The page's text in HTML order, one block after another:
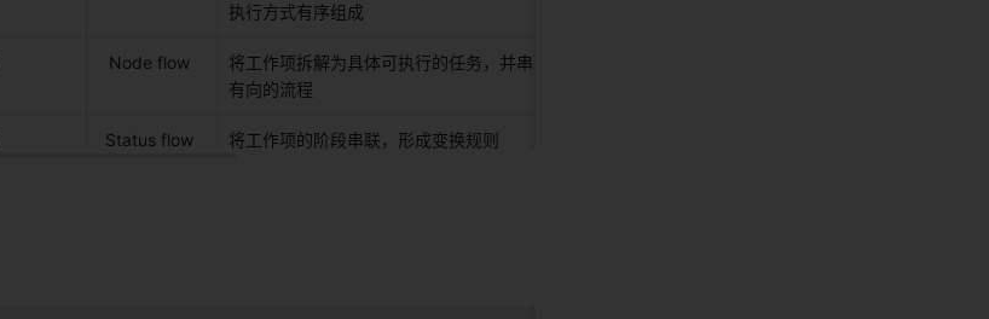
执行方式有序组成
Node flow
将工作项拆解为具体可执行的任务，并串联成
有向的流程
Status flow 将工作项的阶段串联，形成变换规则